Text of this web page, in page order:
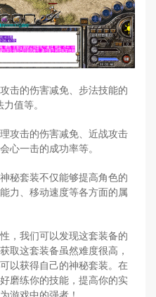
击的伤害减免、步法技能的
值等。
攻击的伤害减免、近战攻击
心一击的成功率等。
秘套装不仅能够提高角色的
力、移动速度等各方面的属
，我们可以发现这套装备的
取这套装备虽然难度很高，
以获得自己的神秘套装。在
磨练你的技能，提高你的实